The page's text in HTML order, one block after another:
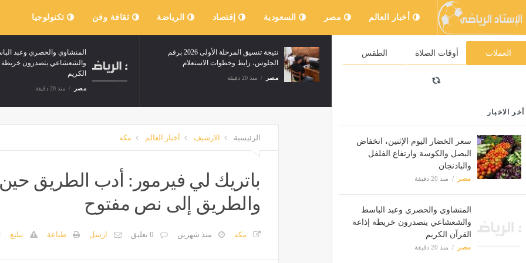
أخبار العالم مصر السعودية إقتصاد الرياضة ثقافة وفن تكنولوجيا
العملات أوقات الصلاة الطقس
أخر الاخبار
سعر الخضار اليوم الإثنين، انخفاض
البصل والكوسة وارتفاع الفلفل
والباذنجان
مصر منذ 20 دقيقة
المنشاوي والحصري وعبد الباسط
والشعشاعي يتصدرون خريطة إذاعة
القرآن الكريم
مصر منذ 20 دقيقة
المنشاوي
والشعشاعي
الجلوس، رابط وخطوات الاستعلام
المعاينة: ماس كهربائي وراء تفحم محتويات
شقة سكنية في السلام
التجمع
الرئيسية الارشيف أخبار العالم مكه
باتريك لي فيرمور: أدب الطريق
والطريق إلى نص مفتوح
مكه منذ شهرين 0 تعليق ارسل طباعة تبليغ